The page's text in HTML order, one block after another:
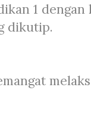
1 dengan
dikutip.